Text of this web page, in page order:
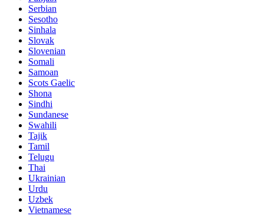
Serbian
Sesotho
Sinhala
Slovak
Slovenian
Somali
Samoan
Scots Gaelic
Shona
Sindhi
Sundanese
Swahili
Tajik
Tamil
Telugu
Thai
Ukrainian
Urdu
Uzbek
Vietnamese